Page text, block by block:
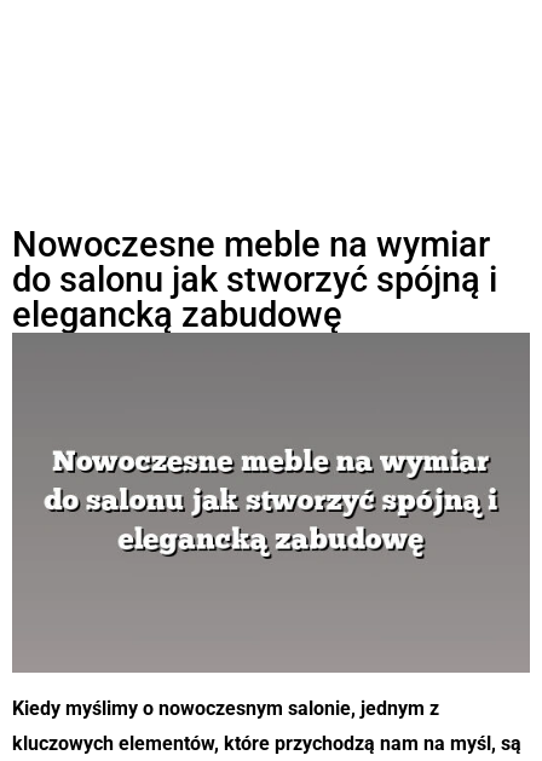
Nowoczesne meble na wymiar
do salonu jak stworzyć spójną i
elegancką zabudowę
Kiedy myślimy o nowoczesnym salonie, jednym z
kluczowych elementów, które przychodzą nam na myśl, są